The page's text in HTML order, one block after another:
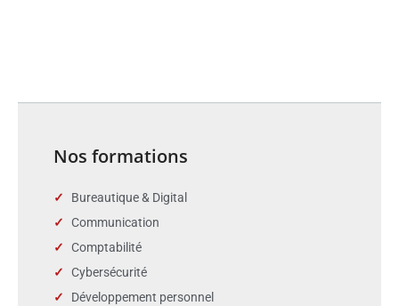
Nos formations
Bureautique & Digital
Communication
Comptabilité
Cybersécurité
Développement personnel